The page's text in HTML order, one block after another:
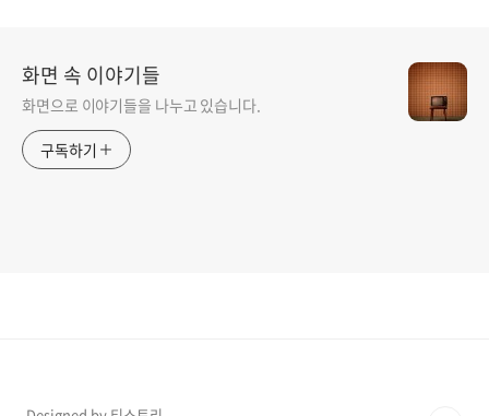
화면 속 이야기들
화면으로 이야기들을 나누고 있습니다.
구독하기